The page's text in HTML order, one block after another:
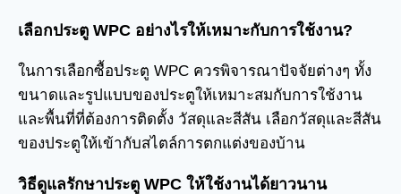
เลือกประตู WPC อย่างไรให้เหมาะกับการใช้งาน?
ในการเลือกซื้อประตู WPC ควรพิจารณาปัจจัยต่างๆ ทั้ง
ขนาดและรูปแบบของประตูให้เหมาะสมกับการใช้งาน
และพื้นที่ที่ต้องการติดตั้ง วัสดุและสีสัน เลือกวัสดุและสีสัน
ของประตูให้เข้ากับสไตล์การตกแต่งของบ้าน
วิธีดูแลรักษาประตู WPC ให้ใช้งานได้ยาวนาน